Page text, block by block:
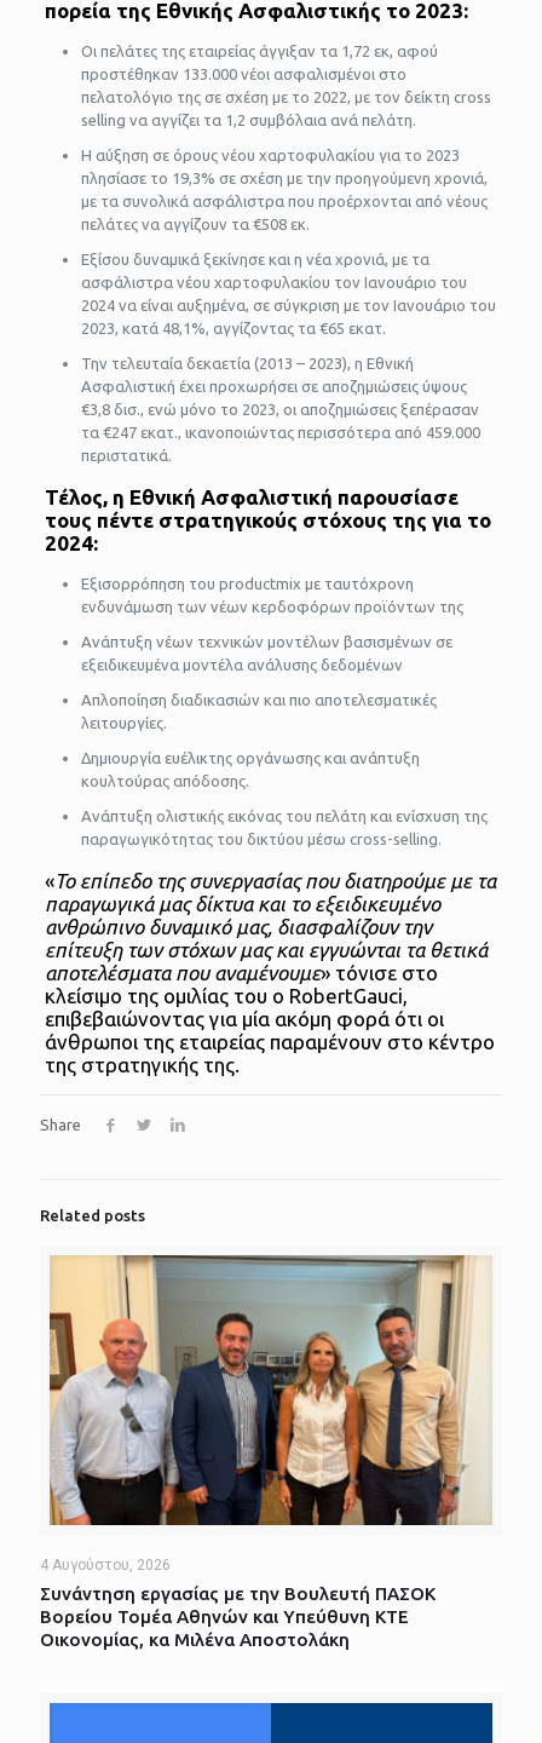
πορεία της Εθνικής Ασφαλιστικής το 2023:
Οι πελάτες της εταιρείας άγγιξαν τα 1,72 εκ, αφού
προστέθηκαν 133.000 νέοι ασφαλισμένοι στο
πελατολόγιο της σε σχέση με το 2022, με τον δείκτη cross
selling να αγγίζει τα 1,2 συμβόλαια ανά πελάτη.
Η αύξηση σε όρους νέου χαρτοφυλακίου για το 2023
πλησίασε το 19,3% σε σχέση με την προηγούμενη χρονιά,
με τα συνολικά ασφάλιστρα που προέρχονται από νέους
πελάτες να αγγίζουν τα €508 εκ.
Εξίσου δυναμικά ξεκίνησε και η νέα χρονιά, με τα
ασφάλιστρα νέου χαρτοφυλακίου τον Ιανουάριο του
2024 να είναι αυξημένα, σε σύγκριση με τον Ιανουάριο του
2023, κατά 48,1%, αγγίζοντας τα €65 εκατ.
Την τελευταία δεκαετία (2013 – 2023), η Εθνική
Ασφαλιστική έχει προχωρήσει σε αποζημιώσεις ύψους
€3,8 δισ., ενώ μόνο το 2023, οι αποζημιώσεις ξεπέρασαν
τα €247 εκατ., ικανοποιώντας περισσότερα από 459.000
περιστατικά.
Τέλος, η Εθνική Ασφαλιστική παρουσίασε
τους πέντε στρατηγικούς στόχους της για το
2024:
Εξισορρόπηση του productmix με ταυτόχρονη
ενδυνάμωση των νέων κερδοφόρων προϊόντων της
Ανάπτυξη νέων τεχνικών μοντέλων βασισμένων σε
εξειδικευμένα μοντέλα ανάλυσης δεδομένων
Απλοποίηση διαδικασιών και πιο αποτελεσματικές
λειτουργίες.
Δημιουργία ευέλικτης οργάνωσης και ανάπτυξη
κουλτούρας απόδοσης.
Ανάπτυξη ολιστικής εικόνας του πελάτη και ενίσχυση της
παραγωγικότητας του δικτύου μέσω cross-selling.
«Το επίπεδο της συνεργασίας που διατηρούμε με τα
παραγωγικά μας δίκτυα και το εξειδικευμένο
ανθρώπινο δυναμικό μας, διασφαλίζουν την
επίτευξη των στόχων μας και εγγυώνται τα θετικά
αποτελέσματα που αναμένουμε» τόνισε στο
κλείσιμο της ομιλίας του ο RobertGauci,
επιβεβαιώνοντας για μία ακόμη φορά ότι οι
άνθρωποι της εταιρείας παραμένουν στο κέντρο
της στρατηγικής της.
Share
Related posts
4 Αυγούστου, 2026
Συνάντηση εργασίας με την Βουλευτή ΠΑΣΟΚ
Βορείου Τομέα Αθηνών και Υπεύθυνη ΚΤΕ
Οικονομίας, κα Μιλένα Αποστολάκη